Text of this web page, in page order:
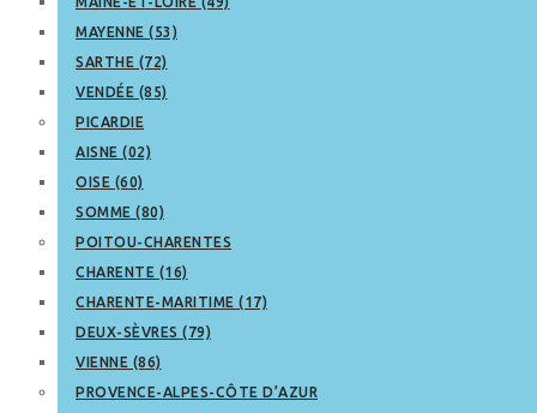
MAYENNE (53)
SARTHE (72)
VENDÉE (85)
PICARDIE
AISNE (02)
OISE (60)
SOMME (80)
POITOU-CHARENTES
CHARENTE (16)
CHARENTE-MARITIME (17)
DEUX-SÈVRES (79)
VIENNE (86)
PROVENCE-ALPES-CÔTE D’AZUR